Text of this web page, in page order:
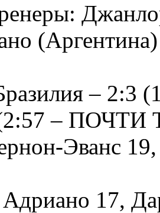
(Аргентина)
– 2:3
(2:57 –
Эванс
Адриано 17,